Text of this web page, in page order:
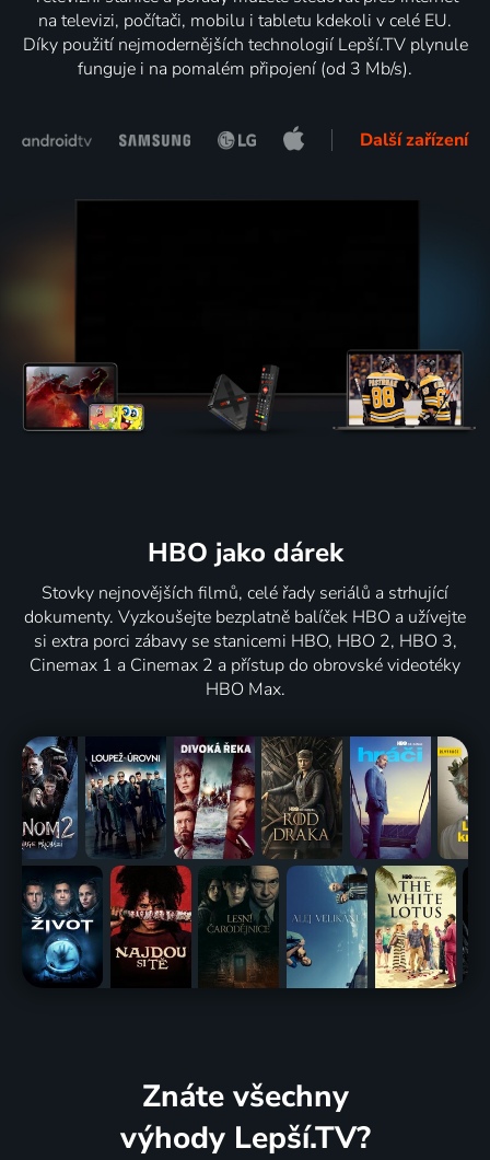
na televizi, počítači, mobilu i tabletu kdekoli v celé EU.
Díky použití nejmodernějších technologií Lepší.TV plynule
funguje i na pomalém připojení (od 3 Mb/s).
Další zařízení
HBO jako dárek
Stovky nejnovějších filmů, celé řady seriálů a strhující
dokumenty. Vyzkoušejte bezplatně balíček HBO a užívejte
si extra porci zábavy se stanicemi HBO, HBO 2, HBO 3,
Cinemax 1 a Cinemax 2 a přístup do obrovské videotéky
HBO Max.
Znáte všechny
výhody Lepší.TV?